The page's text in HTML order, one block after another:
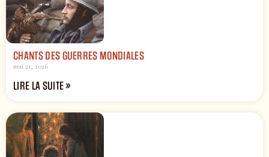
CHANTS DES GUERRES MONDIALES
mai 21, 2026
LIRE LA SUITE »